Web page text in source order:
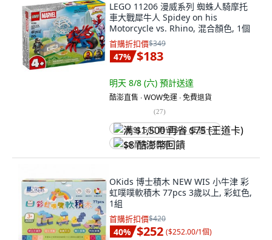
LEGO 11206 漫威系列 蜘蛛人騎摩托
車大戰犀牛人 Spidey on his
Motorcycle vs. Rhino, 混合顏色, 1個
首購折扣價$349
47% $183
明天 8/8 (六) 預計送達
酷澎直售 ∙ WOW免運 ∙ 免費退貨
(27)
满 $1,500 再省 $75 (王道卡)
$8 酷澎幣回饋
OKids 博士積木 NEW WIS 小牛津 彩
虹噗噗軟積木 77pcs 3歲以上, 彩虹色,
1組
首購折扣價$420
40% $252 ($252.00/1個)